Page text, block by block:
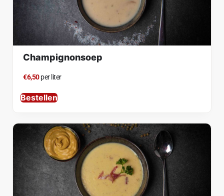
Champignonsoep
€6,50per liter
Bestellen